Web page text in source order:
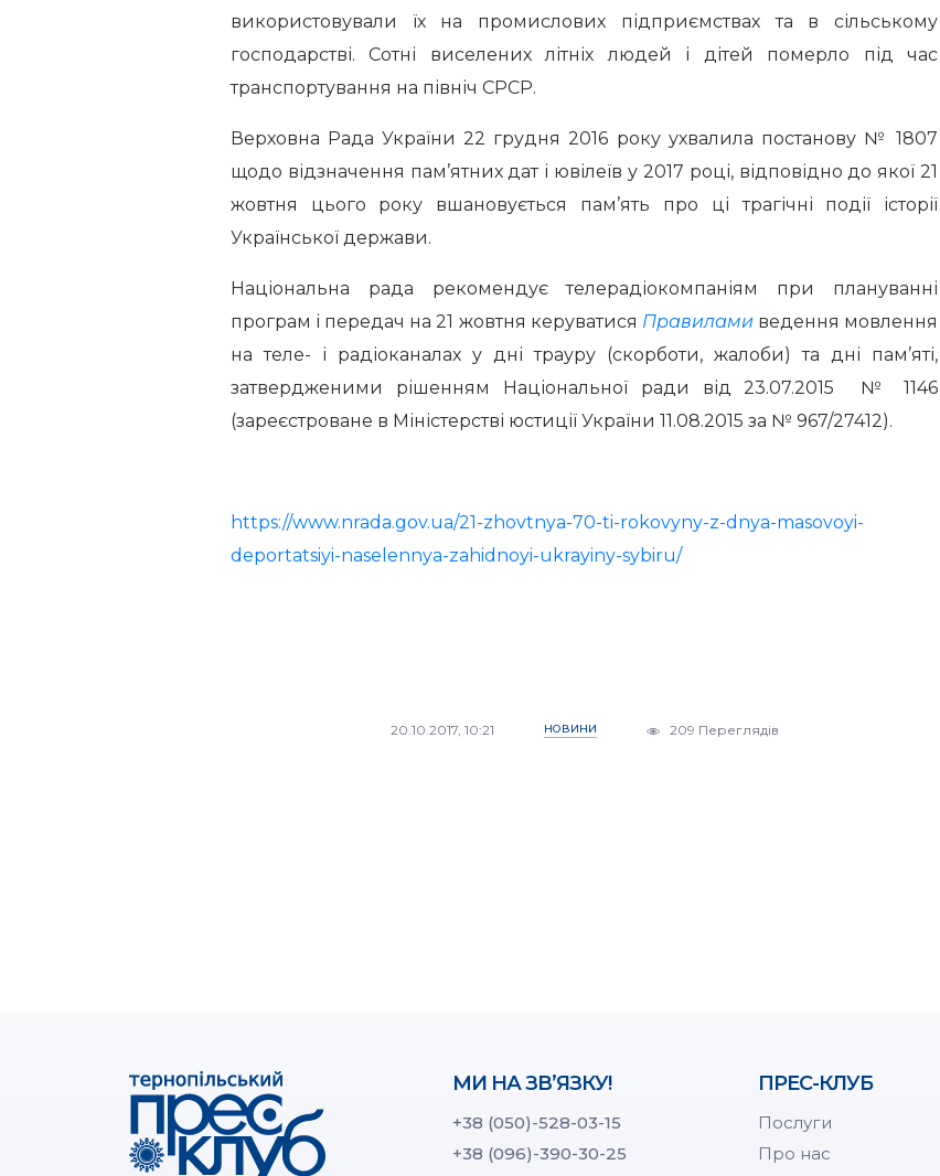
використовували їх на промислових підприємствах та в сільському
господарстві. Сотні виселених літніх людей і дітей померло під час
транспортування на північ СРСР.
Верховна Рада України 22 грудня 2016 року ухвалила постанову № 1807
щодо відзначення пам’ятних дат і ювілеїв у 2017 році, відповідно до якої 21
жовтня цього року вшановується пам’ять про ці трагічні події історії
Української держави.
Національна рада рекомендує телерадіокомпаніям при плануванні
програм і передач на 21 жовтня керуватися Правиламиведення мовлення
на теле- і радіоканалах у дні трауру (скорботи, жалоби) та дні пам’яті,
затвердженими рішенням Національної ради від 23.07.2015 № 1146
(зареєстроване в Міністерстві юстиції України 11.08.2015 за № 967/27412).
https://www.nrada.gov.ua/21-zhovtnya-70-ti-rokovyny-z-dnya-masovoyi-
deportatsiyi-naselennya-zahidnoyi-ukrayiny-sybiru/
20.10.2017, 10:21 НОВИНИ 209 Переглядів
МИ НА ЗВ’ЯЗКУ!
+38 (050)-528-03-15
+38 (096)-390-30-25
ПРЕС-КЛУБ
Послуги
Про нас